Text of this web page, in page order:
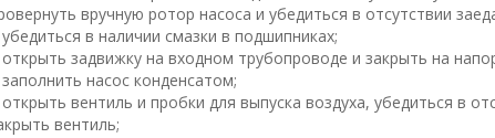
вручную ротор насоса и убедиться в отсутствии
в наличии смазки в подшипниках;
задвижку на входном трубопроводе и закрыть на
насос конденсатом;
вентиль и пробки для выпуска воздуха, убедиться в
вентиль;